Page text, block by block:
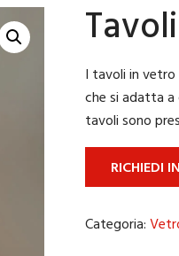
I tavoli in vetro
che si adatta a
tavoli sono
RICHIEDI
Categoria: